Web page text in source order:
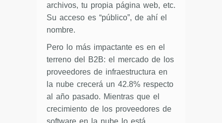
archivos, tu propia página web, etc.
Su acceso es “público”, de ahí el
nombre.
Pero lo más impactante es en el
terreno del B2B: el mercado de los
proveedores de infraestructura en
la nube crecerá un 42.8% respecto
al año pasado. Mientras que el
crecimiento de los proveedores de
software en la nube lo está